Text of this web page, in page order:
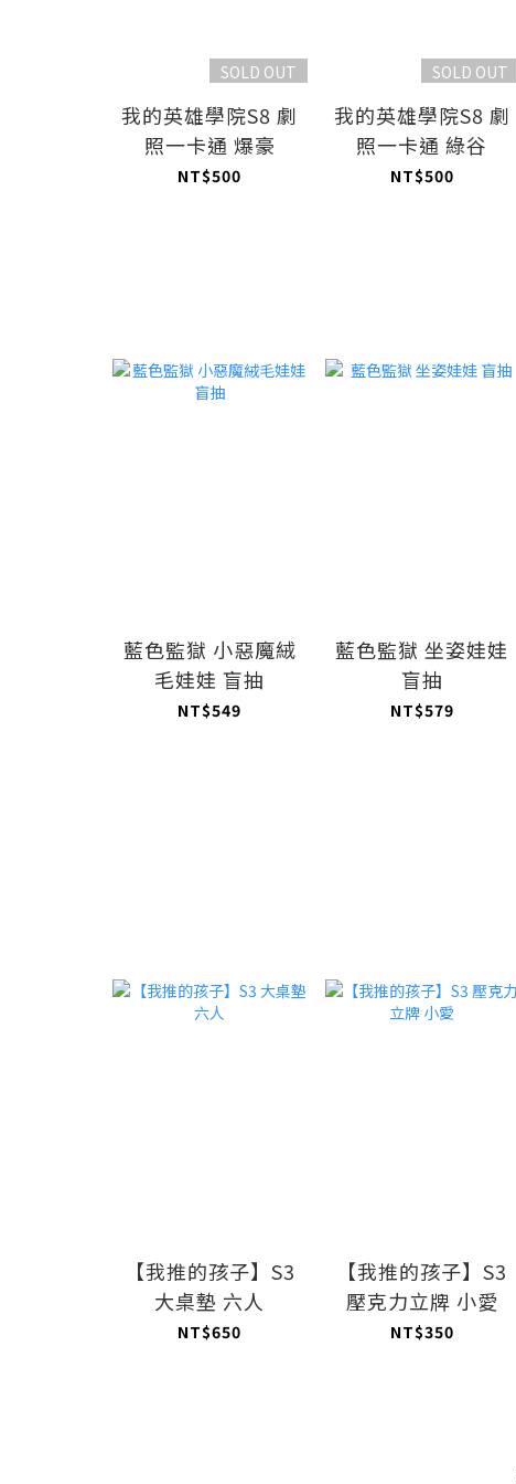
SOLD OUT
我的英雄學院S8 劇
照一卡通 爆豪
NT$500
SOLD OUT
我的英雄學院S8 劇
照一卡通 綠谷
NT$500
藍色監獄 小惡魔絨
毛娃娃 盲抽
NT$549
藍色監獄 坐姿娃娃
盲抽
NT$579
【我推的孩子】S3
大桌墊 六人
NT$650
【我推的孩子】S3
壓克力立牌 小愛
NT$350